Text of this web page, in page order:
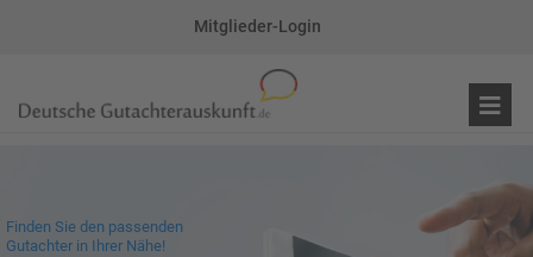
Mitglieder-Login
Finden Sie den passenden
Gutachter in Ihrer Nähe!